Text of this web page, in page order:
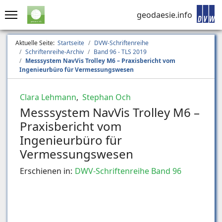
geodaesie.info
Aktuelle Seite: Startseite
DVW-Schriftenreihe
Schriftenreihe-Archiv
Band 96 - TLS 2019
Messsystem NavVis Trolley M6 – Praxisbericht vom
Ingenieurbüro für Vermessungswesen
Clara Lehmann, Stephan Och
Messsystem NavVis Trolley M6 –
Praxisbericht vom
Ingenieurbüro für
Vermessungswesen
Erschienen in: DWV-Schriftenreihe Band 96